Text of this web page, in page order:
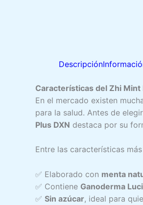
Descripción
Características del Zhi Mint
En el mercado existen
para la salud. Antes de
Plus DXN destaca por su
Entre las características
✅ Elaborado con menta
✅ Contiene Ganoderma
✅ Sin azúcar, ideal para